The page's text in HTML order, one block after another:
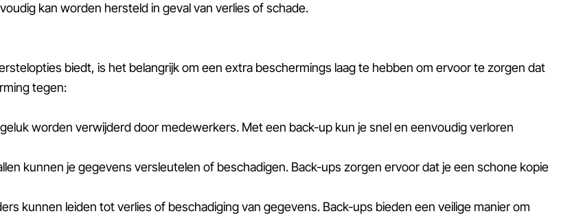
kan worden hersteld in geval van verlies of schade.
biedt, is het belangrijk om een extra beschermings laag te hebben om ervoor te zorgen dat
tegen:
worden verwijderd door medewerkers. Met een back-up kun je snel en eenvoudig verloren
kunnen je gegevens versleutelen of beschadigen. Back-ups zorgen ervoor dat je een schone kopie
kunnen leiden tot verlies of beschadiging van gegevens. Back-ups bieden een veilige manier om